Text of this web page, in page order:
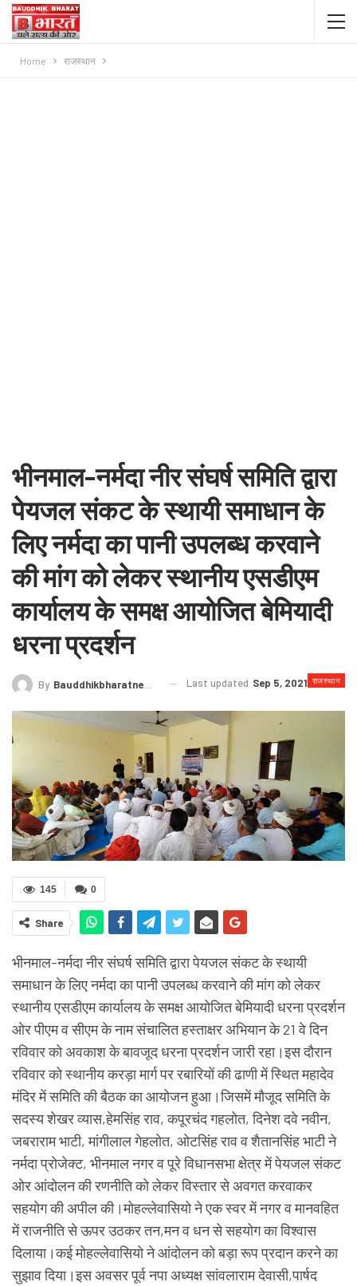
Home राजस्थान
भीनमाल-नर्मदा नीर संघर्ष समिति द्वारा
पेयजल संकट के स्थायी समाधान के
लिए नर्मदा का पानी उपलब्ध करवाने
की मांग को लेकर स्थानीय एसडीएम
कार्यालय के समक्ष आयोजित बेमियादी
धरना प्रदर्शन
राजस्थान
By Bauddhikbharatnews@gmail.com Last updated Sep 5, 2021
0
145
Share
भीनमाल-नर्मदा नीर संघर्ष समिति द्वारा पेयजल संकट के स्थायी
समाधान के लिए नर्मदा का पानी उपलब्ध करवाने की मांग को लेकर
स्थानीय एसडीएम कार्यालय के समक्ष आयोजित बेमियादी धरना प्रदर्शन
ओर पीएम व सीएम के नाम संचालित हस्ताक्षर अभियान के 21 वे दिन
रविवार को अवकाश के बावजूद धरना प्रदर्शन जारी रहा।इस दौरान
रविवार को स्थानीय करड़ा मार्ग पर रबारियों की ढाणी में स्थित महादेव
मंदिर में समिति की बैठक का आयोजन हुआ।जिसमें मौजूद समिति के
सदस्य शेखर व्यास,हेमसिंह राव, कपूरचंद गहलोत, दिनेश दवे नवीन,
जबराराम भाटी, मांगीलाल गेहलोत, ओटसिंह राव व शैतानसिंह भाटी ने
नर्मदा प्रोजेक्ट, भीनमाल नगर व पूरे विधानसभा क्षेत्र में पेयजल संकट
ओर आंदोलन की रणनीति को लेकर विस्तार से अवगत करवाकर
सहयोग की अपील की।मोहल्लेवासियो ने एक स्वर में नगर व मानवहित
में राजनीति से ऊपर उठकर तन,मन व धन से सहयोग का विश्वास
दिलाया।कई मोहल्लेवासियो ने आंदोलन को बड़ा रूप प्रदान करने का
सुझाव दिया।इस अवसर पूर्व नपा अध्यक्ष सांवलाराम देवासी,पार्षद